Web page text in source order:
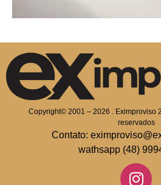
Copyright© 2001 – 2026 . Eximproviso
reservados
Contato:
wathsapp (48)